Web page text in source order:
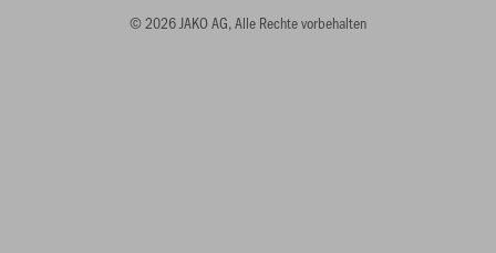
© 2026 JAKO AG, Alle Rechte vorbehalten